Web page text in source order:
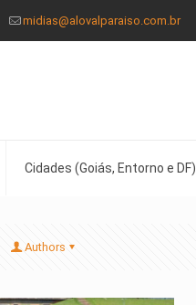
midias@alovalparaiso.com.br
Cidades (Goiás, Entorno e DF)
Authors